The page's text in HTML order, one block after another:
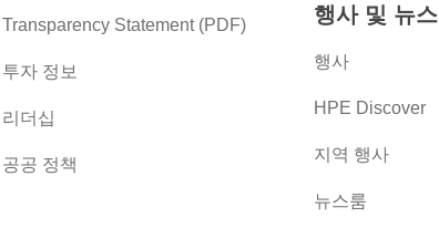
Transparency Statement (PDF)
투자 정보
리더십
공공 정책
행사 및 뉴스
행사
HPE Discover
지역 행사
뉴스룸